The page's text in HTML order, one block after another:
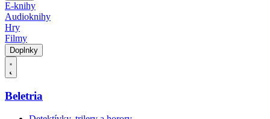
E-knihy
Audioknihy
Hry
Filmy
Doplnky
Beletria